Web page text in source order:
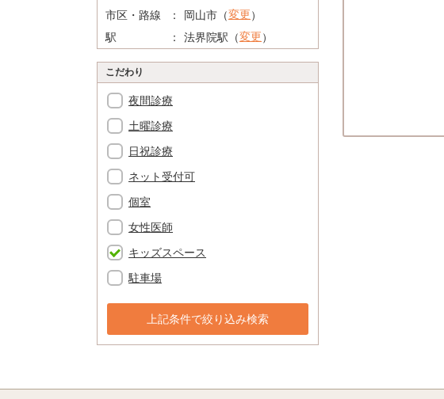
市区・路線
岡山市（変更）
駅
法界院駅（変更）
こだわり
夜間診療
土曜診療
日祝診療
ネット受付可
個室
女性医師
キッズスペース
駐車場
上記条件で絞り込み検索